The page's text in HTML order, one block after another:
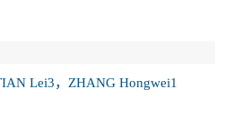
Lei3，ZHANG Hongwei1